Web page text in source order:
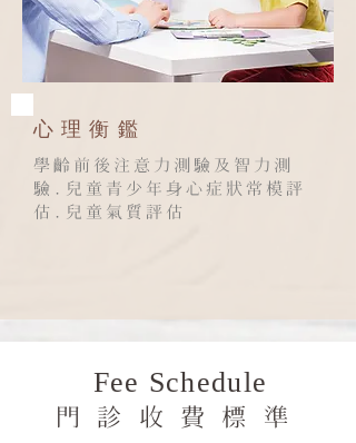
​心理衡鑑
學齡前後注意力測驗及智力測
驗. 兒童青少年身心症狀常模評
估.兒童氣質評估
Fee Schedule
門診收費標準